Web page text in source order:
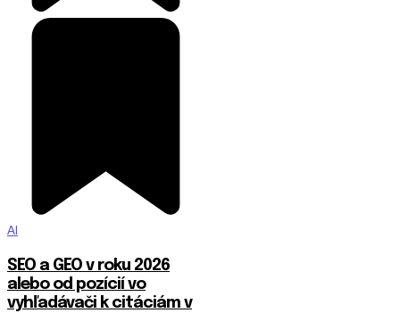
AI
SEO a GEO v roku 2026
alebo od pozícií vo
vyhľadávači k citáciám v